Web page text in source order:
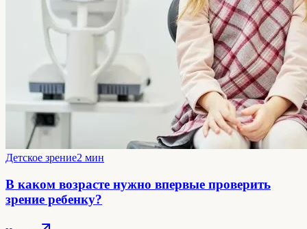
Детское зрение2 мин
В каком возрасте нужно впервые проверить
зрение ребенку?